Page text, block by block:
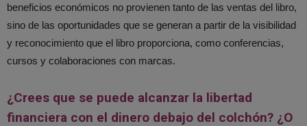
beneficios económicos no provienen tanto de las ventas del libro,
sino de las oportunidades que se generan a partir de la visibilidad
y reconocimiento que el libro proporciona, como conferencias,
cursos y colaboraciones con marcas.
¿Crees que se puede alcanzar la libertad
financiera con el dinero debajo del colchón? ¿O